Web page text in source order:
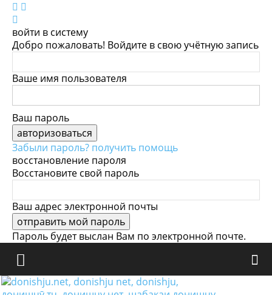
войти в систему
Добро пожаловать! Войдите в свою учётную запись
Ваше имя пользователя
Ваш пароль
Забыли пароль? получить помощь
восстановление пароля
Восстановите свой пароль
Ваш адрес электронной почты
Пароль будет выслан Вам по электронной почте.